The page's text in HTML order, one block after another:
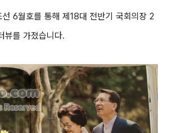
6월호를 통해 제18대 전반기 국회의장 2
뷰를 가졌습니다.